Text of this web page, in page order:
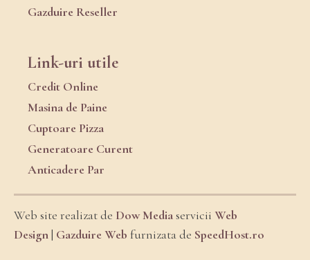
Gazduire Reseller
Link-uri utile
Credit Online
Masina de Paine
Cuptoare Pizza
Generatoare Curent
Anticadere Par
Web site realizat de Dow Mediaservicii Web
Design| Gazduire Web furnizata de SpeedHost.ro